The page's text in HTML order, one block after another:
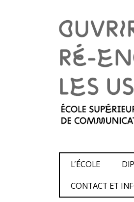
SKIP TO CONTENT
L’ÉCOLE
CONTACT ET